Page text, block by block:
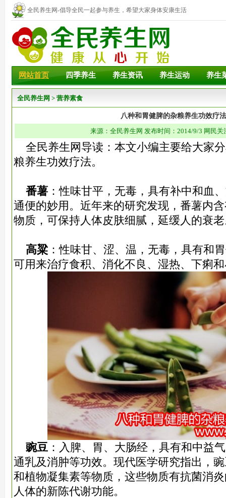
全民养生网-倡导全民一起参与养生，希望大家身体安康生活
幸福！
网站首页 四季养生 养生资讯 养生运动 养生
全民养生网 > 营养素食
八种和胃健脾的杂粮养生功效疗法
来源：全民养生网 发布时间：2014/9/3 网民关
全民养生网导读：本文小编主要给大家
粮养生功效疗法。
番薯 ：性味甘平，无毒，具有补中和血
通便的妙用。近年来的研究发现，番薯内
物质，可保持人体皮肤细腻，延缓人的衰
高粱 ：性味甘、涩、温，无毒，具有和
可用来治疗食积、消化不良、湿热、下痢
豌豆 ：入脾、胃、大肠经，具有和中益
通乳及消肿等功效。现代医学研究指出，
和植物凝集素等物质，这些物质有抗菌消
人体的新陈代谢功能。